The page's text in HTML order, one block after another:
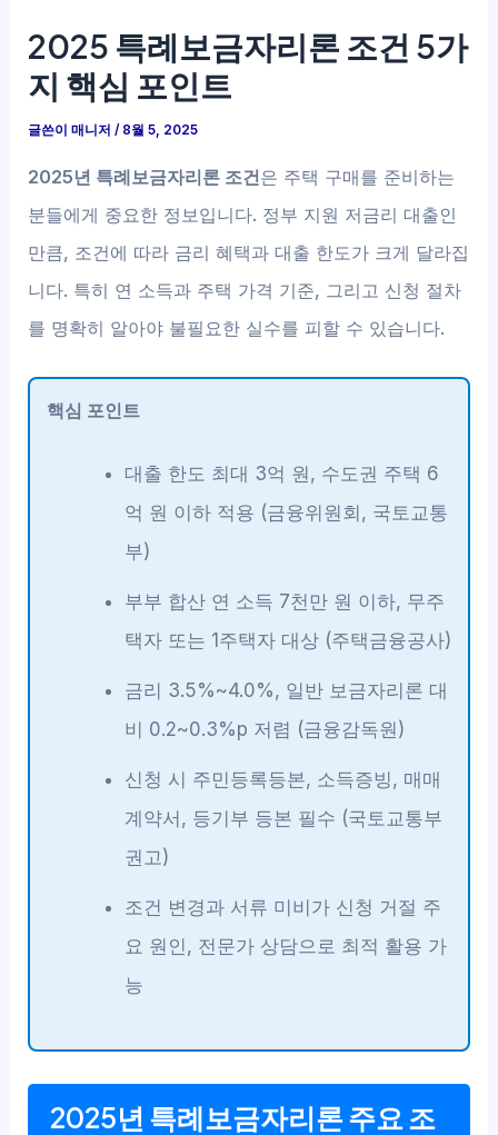
2025 특례보금자리론 조건 5가
지 핵심 포인트
글쓴이매니저/ 8월 5, 2025
2025년 특례보금자리론 조건은 주택 구매를 준비하는
분들에게 중요한 정보입니다. 정부 지원 저금리 대출인
만큼, 조건에 따라 금리 혜택과 대출 한도가 크게 달라집
니다. 특히 연 소득과 주택 가격 기준, 그리고 신청 절차
를 명확히 알아야 불필요한 실수를 피할 수 있습니다.
핵심 포인트
대출 한도 최대 3억 원, 수도권 주택 6
억 원 이하 적용 (금융위원회, 국토교통
부)
부부 합산 연 소득 7천만 원 이하, 무주
택자 또는 1주택자 대상 (주택금융공사)
금리 3.5%~4.0%, 일반 보금자리론 대
비 0.2~0.3%p 저렴 (금융감독원)
신청 시 주민등록등본, 소득증빙, 매매
계약서, 등기부 등본 필수 (국토교통부
권고)
조건 변경과 서류 미비가 신청 거절 주
요 원인, 전문가 상담으로 최적 활용 가
능
2025년 특례보금자리론 주요 조